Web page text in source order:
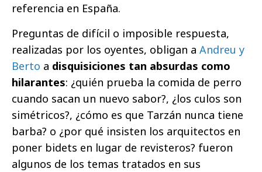
referencia en España.
Preguntas de difícil o imposible respuesta,
realizadas por los oyentes, obligan a Andreu y
Berto a disquisiciones tan absurdas como
hilarantes: ¿quién prueba la comida de perro
cuando sacan un nuevo sabor?, ¿los culos son
simétricos?, ¿cómo es que Tarzán nunca tiene
barba? o ¿por qué insisten los arquitectos en
poner bidets en lugar de revisteros? fueron
algunos de los temas tratados en sus